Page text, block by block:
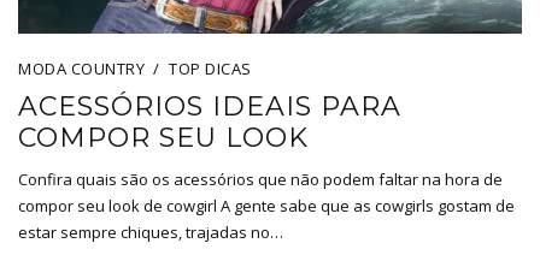
MODA COUNTRY TOP DICAS
ACESSÓRIOS IDEAIS PARA
COMPOR SEU LOOK
Confira quais são os acessórios que não podem faltar na hora de
compor seu look de cowgirl A gente sabe que as cowgirls gostam de
estar sempre chiques, trajadas no…